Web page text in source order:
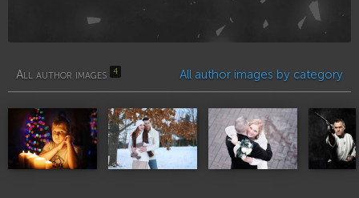
All author images 4 All author images by category